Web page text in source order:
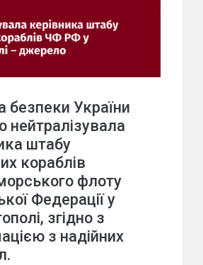
безпеки України
нейтралізувала
штабу
кораблів
флоту
Федерації у
згідно з
з надійних